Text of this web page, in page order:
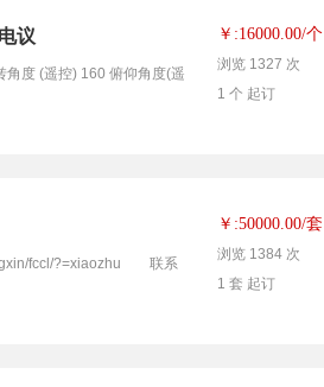
议
角度 (遥控) 160 俯仰角度(遥
￥:16000.00/个
浏览 1327 次
1 个 起订
fccl/?=xiaozhu 联系
￥:50000.00/套
浏览 1384 次
1 套 起订